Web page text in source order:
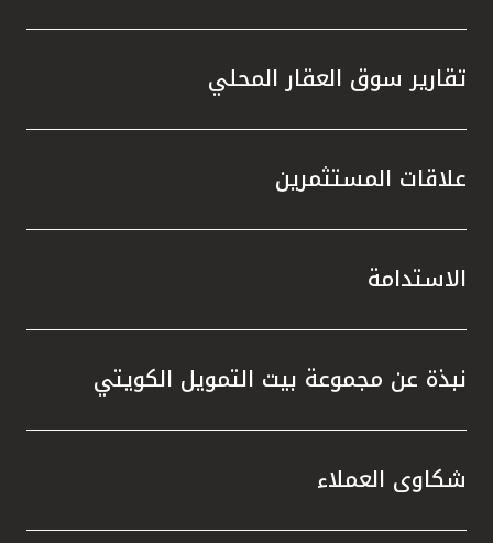
تقارير سوق العقار المحلي
علاقات المستثمرين
الاستدامة
نبذة عن مجموعة بيت التمويل الكويتي
شكاوى العملاء